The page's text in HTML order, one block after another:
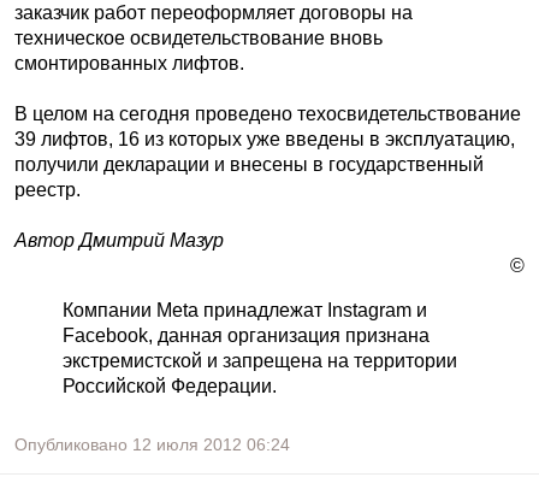
заказчик работ переоформляет договоры на
техническое освидетельствование вновь
смонтированных лифтов.
В целом на сегодня проведено техосвидетельствование
39 лифтов, 16 из которых уже введены в эксплуатацию,
получили декларации и внесены в государственный
реестр.
Автор Дмитрий Мазур
©
Компании Meta принадлежат Instagram и
Facebook, данная организация признана
экстремистской и запрещена на территории
Российской Федерации.
Опубликовано 12 июля 2012 06:24